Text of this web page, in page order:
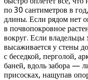
по 30 сантиметров в
длины. Если рядом нет
в почвопокровное
вокруг. Если
высаживается у стены
с беседкой, перголой,
баней, вдоль забора —
присосках, нащупав